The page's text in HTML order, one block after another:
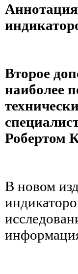
Второе
наиболее
Робертом
В новом